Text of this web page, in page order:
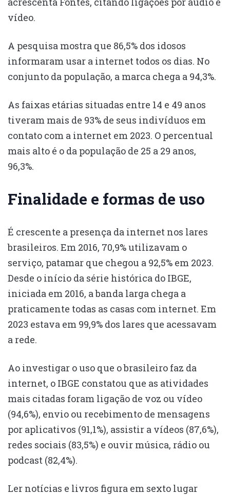
vídeo.
A pesquisa mostra que 86,5% dos idosos
informaram usar a internet todos os dias. No
conjunto da população, a marca chega a 94,3%.
As faixas etárias situadas entre 14 e 49 anos
tiveram mais de 93% de seus indivíduos em
contato com a internet em 2023. O percentual
mais alto é o da população de 25 a 29 anos,
96,3%.
Finalidade e formas de uso
É crescente a presença da internet nos lares
brasileiros. Em 2016, 70,9% utilizavam o
serviço, patamar que chegou a 92,5% em 2023.
Desde o início da série histórica do IBGE,
iniciada em 2016, a banda larga chega a
praticamente todas as casas com internet. Em
2023 estava em 99,9% dos lares que acessavam
a rede.
Ao investigar o uso que o brasileiro faz da
internet, o IBGE constatou que as atividades
mais citadas foram ligação de voz ou vídeo
(94,6%), envio ou recebimento de mensagens
por aplicativos (91,1%), assistir a vídeos (87,6%),
redes sociais (83,5%) e ouvir música, rádio ou
podcast (82,4%).
Ler notícias e livros figura em sexto lugar